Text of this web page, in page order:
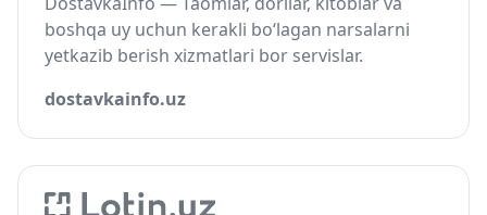
boshqa uy uchun kerakli bo‘lagan narsalarni
yetkazib berish xizmatlari bor servislar.
dostavkainfo.uz